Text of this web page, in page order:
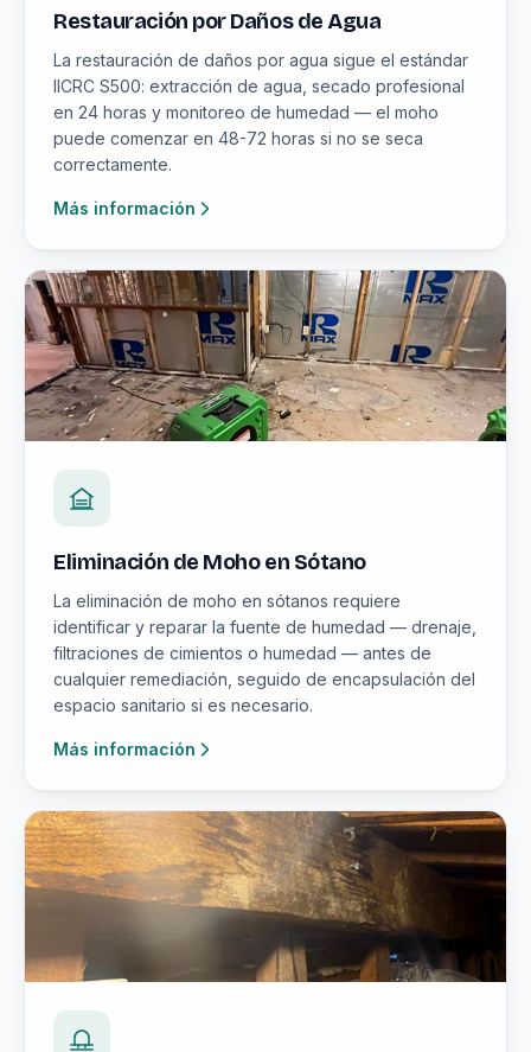
Restauración por Daños de Agua
La restauración de daños por agua sigue el estándar
IICRC S500: extracción de agua, secado profesional
en 24 horas y monitoreo de humedad — el moho
puede comenzar en 48-72 horas si no se seca
correctamente.
Más información
Eliminación de Moho en Sótano
La eliminación de moho en sótanos requiere
identificar y reparar la fuente de humedad — drenaje,
filtraciones de cimientos o humedad — antes de
cualquier remediación, seguido de encapsulación del
espacio sanitario si es necesario.
Más información